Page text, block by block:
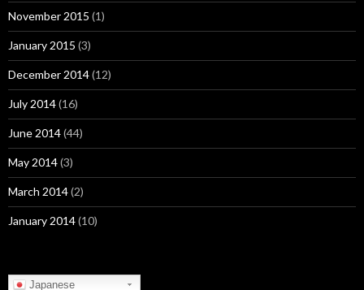
November 2015 (1)
January 2015 (3)
December 2014(12)
July 2014(16)
June 2014(44)
May 2014(3)
March 2014(2)
January 2014(10)
Japanese